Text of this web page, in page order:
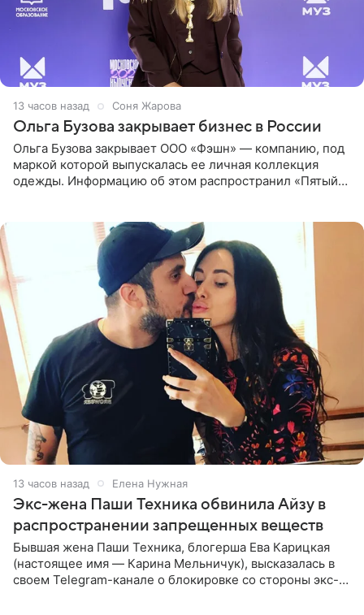
13 часов назад Соня Жарова
Ольга Бузова закрывает бизнес в России
Ольга Бузова закрывает ООО «Фэшн» — компанию, под
маркой которой выпускалась ее личная коллекция
одежды. Информацию об этом распространил «Пятый
13 часов назад Елена Нужная
Экс-жена Паши Техника обвинила Айзу в
распространении запрещенных веществ
Бывшая жена Паши Техника, блогерша Ева Карицкая
(настоящее имя — Карина Мельничук), высказалась в
своем Telegram-канале о блокировке со стороны экс-